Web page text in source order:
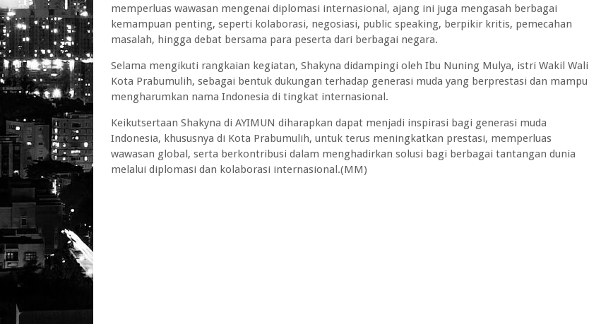
memperluas wawasan mengenai diplomasi internasional, ajang ini juga mengasah berbagai
kemampuan penting, seperti kolaborasi, negosiasi, public speaking, berpikir kritis, pemecahan
masalah, hingga debat bersama para peserta dari berbagai negara.
Selama mengikuti rangkaian kegiatan, Shakyna didampingi oleh Ibu Nuning Mulya, istri Wakil Wali
Kota Prabumulih, sebagai bentuk dukungan terhadap generasi muda yang berprestasi dan mampu
mengharumkan nama Indonesia di tingkat internasional.
Keikutsertaan Shakyna di AYIMUN diharapkan dapat menjadi inspirasi bagi generasi muda
Indonesia, khususnya di Kota Prabumulih, untuk terus meningkatkan prestasi, memperluas
wawasan global, serta berkontribusi dalam menghadirkan solusi bagi berbagai tantangan dunia
melalui diplomasi dan kolaborasi internasional.(MM)